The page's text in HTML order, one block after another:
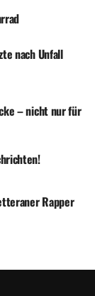
nach Unfall
– nicht nur für
Rapper